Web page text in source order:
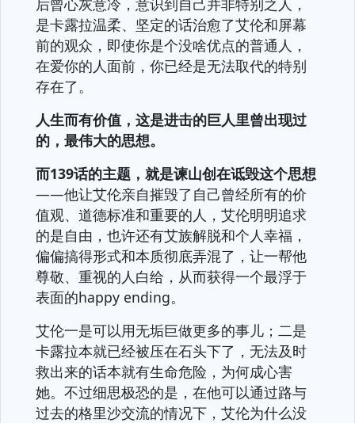
后曾心灰意冷，意识到自己并非特别之人，
是卡露拉温柔、坚定的话治愈了艾伦和屏幕
前的观众，即使你是个没啥优点的普通人，
在爱你的人面前，你已经是无法取代的特别
存在了。
人生而有价值，这是进击的巨人里曾出现过
的，最伟大的思想。
而139话的主题，就是谏山创在诋毁这个思想
——他让艾伦亲自摧毁了自己曾经所有的价
值观、道德标准和重要的人，艾伦明明追求
的是自由，也许还有艾族解脱和个人幸福，
偏偏搞得形式和本质彻底弄混了，让一帮他
尊敬、重视的人白给，从而获得一个最浮于
表面的happy ending。
艾伦一是可以用无垢巨做更多的事儿；二是
卡露拉本就已经被压在石头下了，无法及时
救出来的话本就有生命危险，为何成心害
她。不过细思极恐的是，在他可以通过路与
过去的格里沙交流的情况下，艾伦为什么没